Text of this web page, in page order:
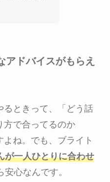
アドバイスがもらえ
るときって、「どう話
方で合ってるのか
ね。でも、ブライト
が一人ひとりに合わせ
安心なんです。